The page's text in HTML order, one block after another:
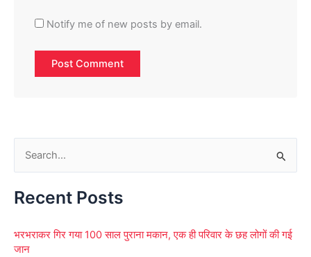
Notify me of new posts by email.
a
c
Recent Posts
भरभराकर गिर गया 100 साल पुराना मकान, एक ही परिवार के छह लोगों की गई
जान